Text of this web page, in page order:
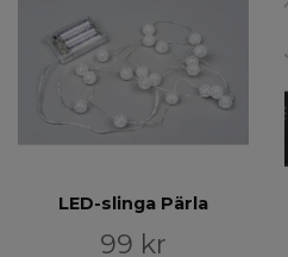
LED-slinga Pärla
99 kr